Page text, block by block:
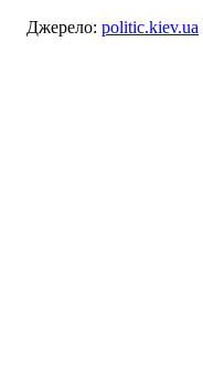
Джерело: politic.kiev.ua